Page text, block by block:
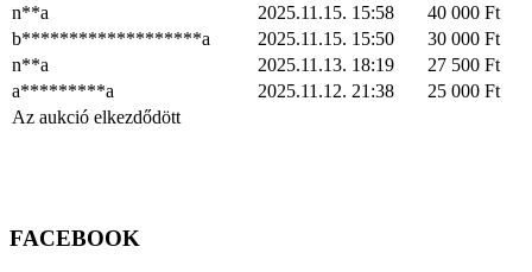
n**a
2025.11.15. 15:58 40 000 Ft
b*******************a
2025.11.15. 15:50 30 000 Ft
n**a
2025.11.13. 18:19 27 500 Ft
a*********a
2025.11.12. 21:38 25 000 Ft
Az aukció elkezdődött
FACEBOOK